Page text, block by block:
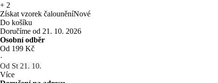
+ 2
Získat vzorek čalouněníNové
Do košíku
Doručíme od 21. 10. 2026
Osobní odběr
Od 199 Kč
·
Od St 21. 10.
Více